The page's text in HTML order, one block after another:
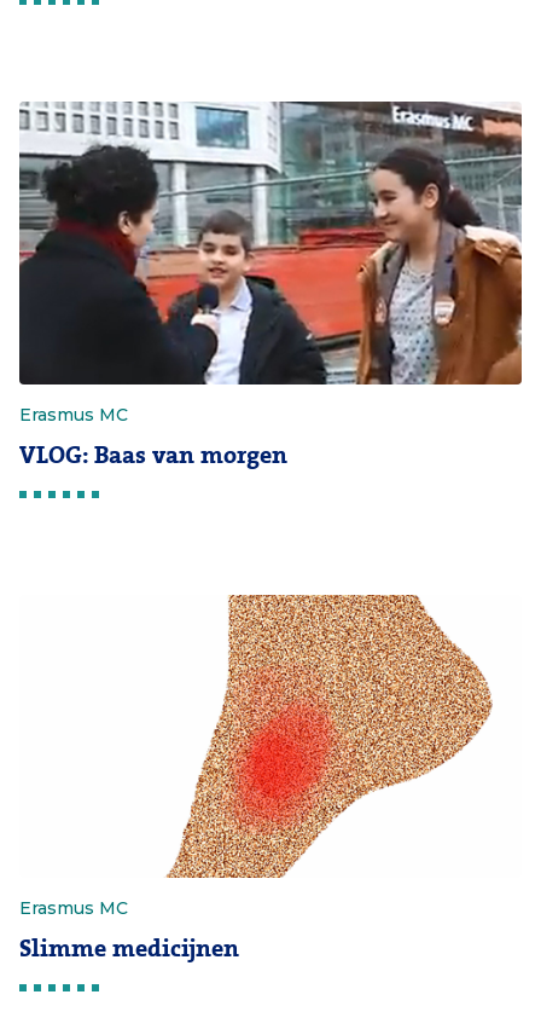
Erasmus MC
VLOG: Baas van morgen
Erasmus MC
Slimme medicijnen